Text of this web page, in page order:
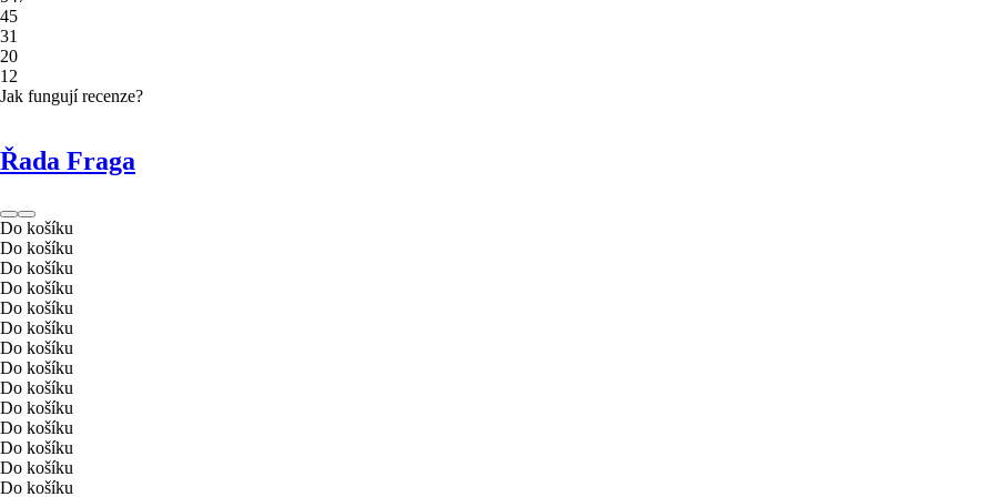
45
31
20
1 2
Jak fungují recenze?
Řada Fraga
Do košíku
Do košíku
Do košíku
Do košíku
Do košíku
Do košíku
Do košíku
Do košíku
Do košíku
Do košíku
Do košíku
Do košíku
Do košíku
Do košíku